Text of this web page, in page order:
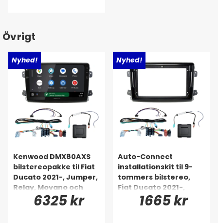
Övrigt
Nyhed!
Kenwood DMX80AXS
bilstereopakke til Fiat
Ducato 2021-, Jumper,
Relay, Movano och
Boxer6325 kr
Nyhed!
Auto-Connect
installationskit til 9-
tommers bilstereo,
Fiat Ducato 2021-,
Jumper, Relay,
Movano og Boxer
1665 kr